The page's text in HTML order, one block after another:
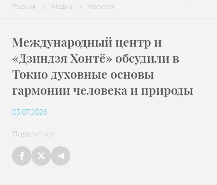
Главная Медиа Новости
Международный центр и
«Дзиндзя Хонтё» обсудили в
Токио духовные основы
гармонии человека и природы
03.07.2026
Поделиться